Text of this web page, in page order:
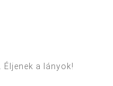
a lányok!